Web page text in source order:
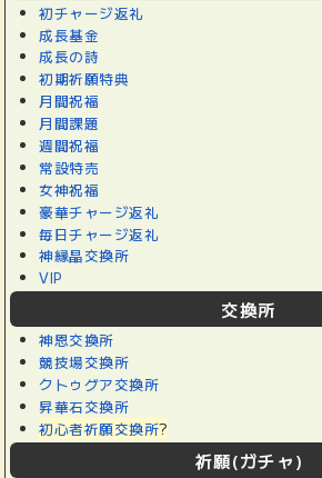
初チャージ返礼
成長基金
成長の詩
初期祈願特典
月間祝福
月間課題
週間祝福
常設特売
女神祝福
豪華チャージ返礼
毎日チャージ返礼
神縁晶交換所
VIP
交換所
神恩交換所
競技場交換所
クトゥグア交換所
昇華石交換所
初心者祈願交換所?
祈願(ガチャ)